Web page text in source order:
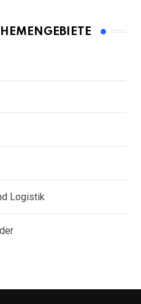
Logistik